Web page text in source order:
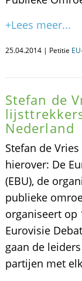
+Lees meer...
25.04.2014 | Petitie
Stefan de
Nederland
Stefan de
hierover: De
(EBU), de
publieke
organiseert op
Eurovisie
gaan de
partijen met